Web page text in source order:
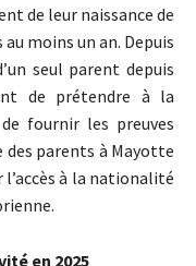
de leur naissance de
moins un an. Depuis
seul parent depuis
de prétendre à la
fournir les preuves
des parents à Mayotte
à la nationalité
en 2025